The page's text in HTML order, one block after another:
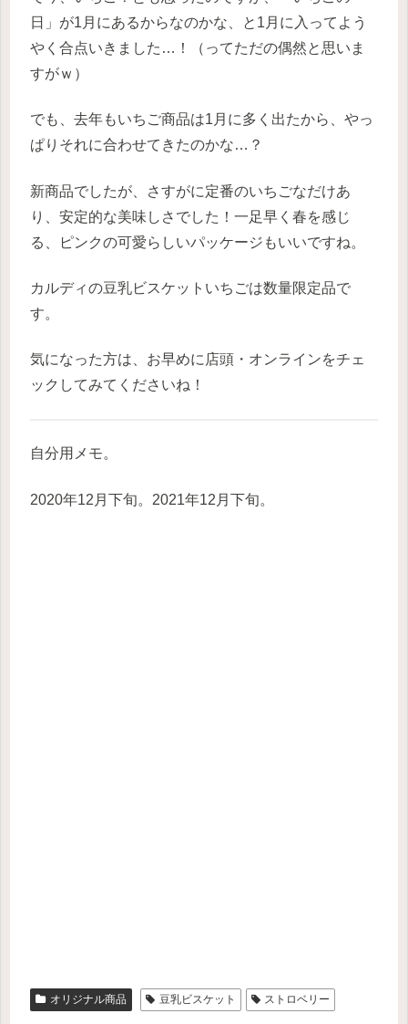
日」が1月にあるからなのかな、と1月に入ってよう
やく合点いきました…！（ってただの偶然と思いま
すがｗ）
でも、去年もいちご商品は1月に多く出たから、やっ
ぱりそれに合わせてきたのかな…？
新商品でしたが、さすがに定番のいちごなだけあ
り、安定的な美味しさでした！一足早く春を感じ
る、ピンクの可愛らしいパッケージもいいですね。
カルディの豆乳ビスケットいちごは数量限定品で
す。
気になった方は、お早めに店頭・オンラインをチェ
ックしてみてくださいね！
自分用メモ。
2020年12月下旬。2021年12月下旬。
オリジナル商品 豆乳ビスケット ストロベリー